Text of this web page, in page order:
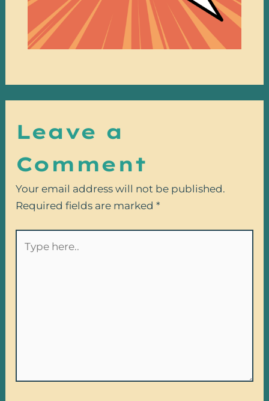
Leave a
Comment
Your email address will not be published.
Required fields are marked*
here..